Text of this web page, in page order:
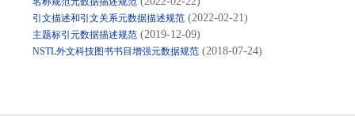
引文描述和引文关系元数据描述规范 (2022-02-21)
主题标引元数据描述规范 (2019-12-09)
NSTL外文科技图书书目增强元数据规范 (2018-07-24)